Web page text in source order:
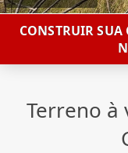
CONSTRUIR SUA
Terreno à